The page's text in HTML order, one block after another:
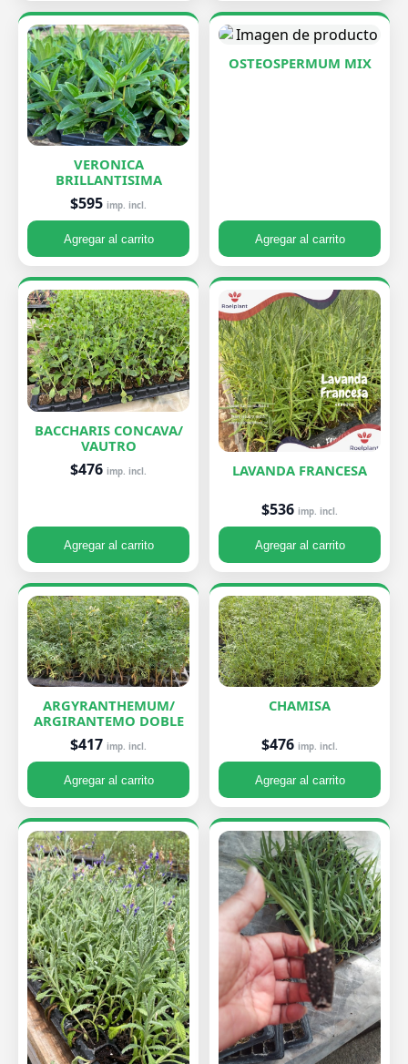
VERONICA
BRILLANTISIMA
$595 imp. incl.
Agregar al carrito
OSTEOSPERMUM MIX
Agregar al carrito
BACCHARIS CONCAVA/
VAUTRO
$476 imp. incl.
Agregar al carrito
LAVANDA FRANCESA
$536 imp. incl.
Agregar al carrito
ARGYRANTHEMUM/
ARGIRANTEMO DOBLE
$417 imp. incl.
Agregar al carrito
CHAMISA
$476 imp. incl.
Agregar al carrito